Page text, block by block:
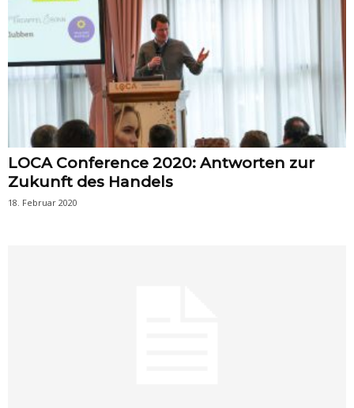
LOCA Conference 2020: Antworten zur
Zukunft des Handels
18. Februar 2020